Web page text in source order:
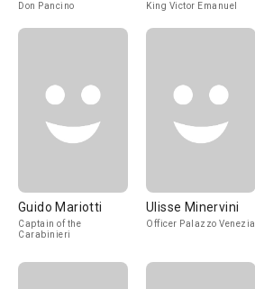
Don Pancino King Victor Emanuel
Guido Mariotti
Captain of the
Carabinieri
Ulisse Minervini
Officer Palazzo Venezia